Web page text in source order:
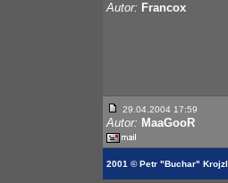
Autor: Francox
29.04.2004 17:59
Autor: MaaGooR
2001 © Petr "Buchar" Krojzl